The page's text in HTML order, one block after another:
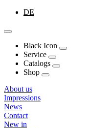
DE
Black Icon
Service
Catalogs
Shop
About us
Impressions
News
Contact
New in